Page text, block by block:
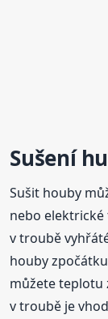
Sušení
Sušit houby
nebo
v troubě
houby
můžete teplotu
v troubě je